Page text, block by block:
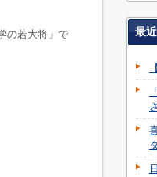
の若大将」で
最